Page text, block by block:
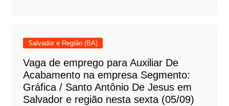
Salvador e Região (BA)
Vaga de emprego para Auxiliar De
Acabamento na empresa Segmento:
Gráfica / Santo Antônio De Jesus em
Salvador e região nesta sexta (05/09)